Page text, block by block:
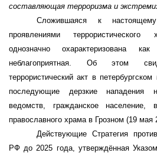
составляющая терроризма и
Сложившаяся к
проявлениями
однозначно охарактеризована
неблагоприятная. Об этом
террористический акт в
последующие дерзкие нападения
ведомств, гражданское население,
православного храма в Грозном (19 мая
Действующие Стратегия
РФ до 2025 года, утверждённая